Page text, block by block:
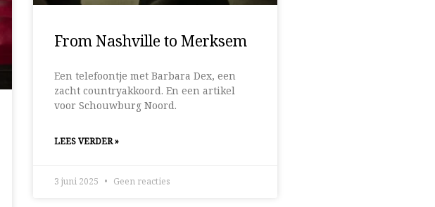
From Nashville to Merksem
Een telefoontje met Barbara Dex, een
zacht countryakkoord. En een artikel
voor Schouwburg Noord.
LEES VERDER »
3 juni 2025 Geen reacties